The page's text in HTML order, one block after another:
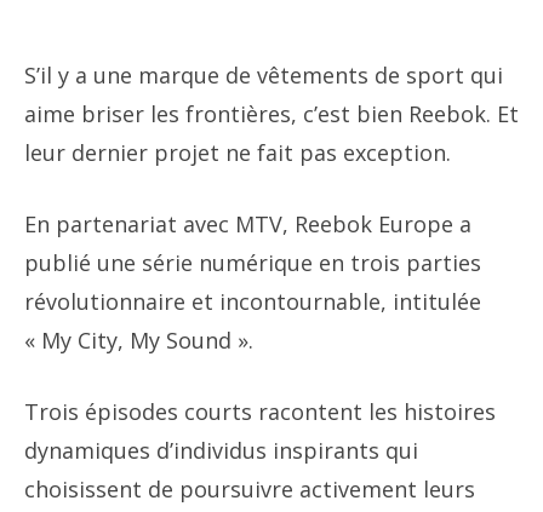
S’il y a une marque de vêtements de sport qui
aime briser les frontières, c’est bien Reebok. Et
leur dernier projet ne fait pas exception.
En partenariat avec MTV, Reebok Europe a
publié une série numérique en trois parties
révolutionnaire et incontournable, intitulée
« My City, My Sound ».
Trois épisodes courts racontent les histoires
dynamiques d’individus inspirants qui
choisissent de poursuivre activement leurs